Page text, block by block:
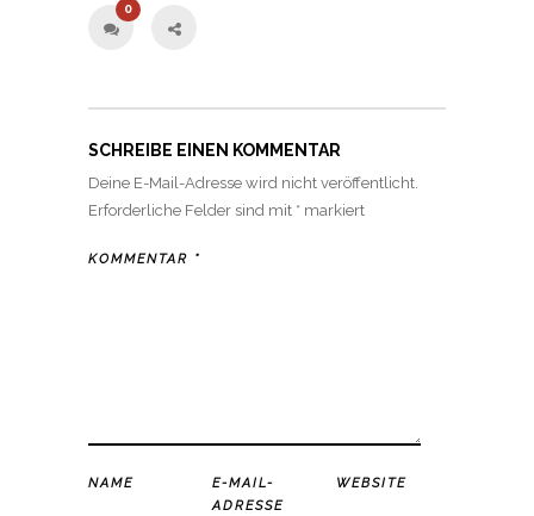
0
SCHREIBE EINEN KOMMENTAR
Deine E-Mail-Adresse wird nicht veröffentlicht.
Erforderliche Felder sind mit * markiert
KOMMENTAR *
NAME
E-MAIL-
ADRESSE
WEBSITE